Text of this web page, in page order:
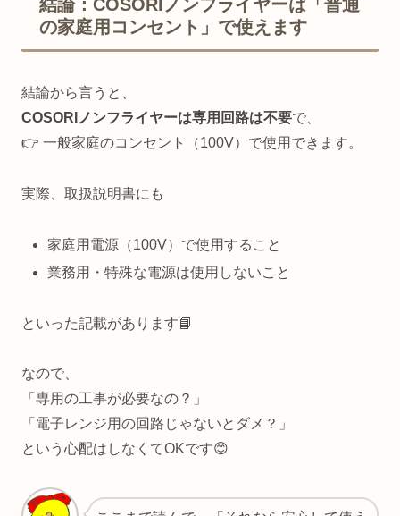
結論：COSORIノンフライヤーは「普通
の家庭用コンセント」で使えます
結論から言うと、
COSORIノンフライヤーは専用回路は不要で、
👉 一般家庭のコンセント（100V）で使用できます。
実際、取扱説明書にも
家庭用電源（100V）で使用すること
業務用・特殊な電源は使用しないこと
といった記載があります📘
なので、
「専用の工事が必要なの？」
「電子レンジ用の回路じゃないとダメ？」
という心配はしなくてOKです😊